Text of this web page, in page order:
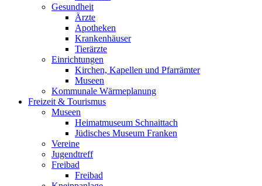
Gesundheit
Ärzte
Apotheken
Krankenhäuser
Tierärzte
Einrichtungen
Kirchen, Kapellen und Pfarrämter
Museen
Kommunale Wärmeplanung
Freizeit & Tourismus
Museen
Heimatmuseum Schnaittach
Jüdisches Museum Franken
Vereine
Jugendtreff
Freibad
Freibad